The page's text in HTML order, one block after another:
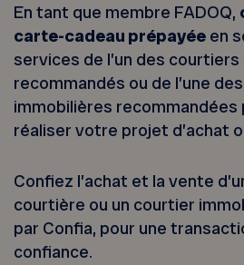
En tant que membre FADOQ,
carte-cadeau prépayée en
services de l’un des
recommandés ou de l’une
immobilières recommandées
réaliser votre projet d’achat
Confiez l’achat et la vente
courtière ou un courtier
par Confia, pour une
confiance.